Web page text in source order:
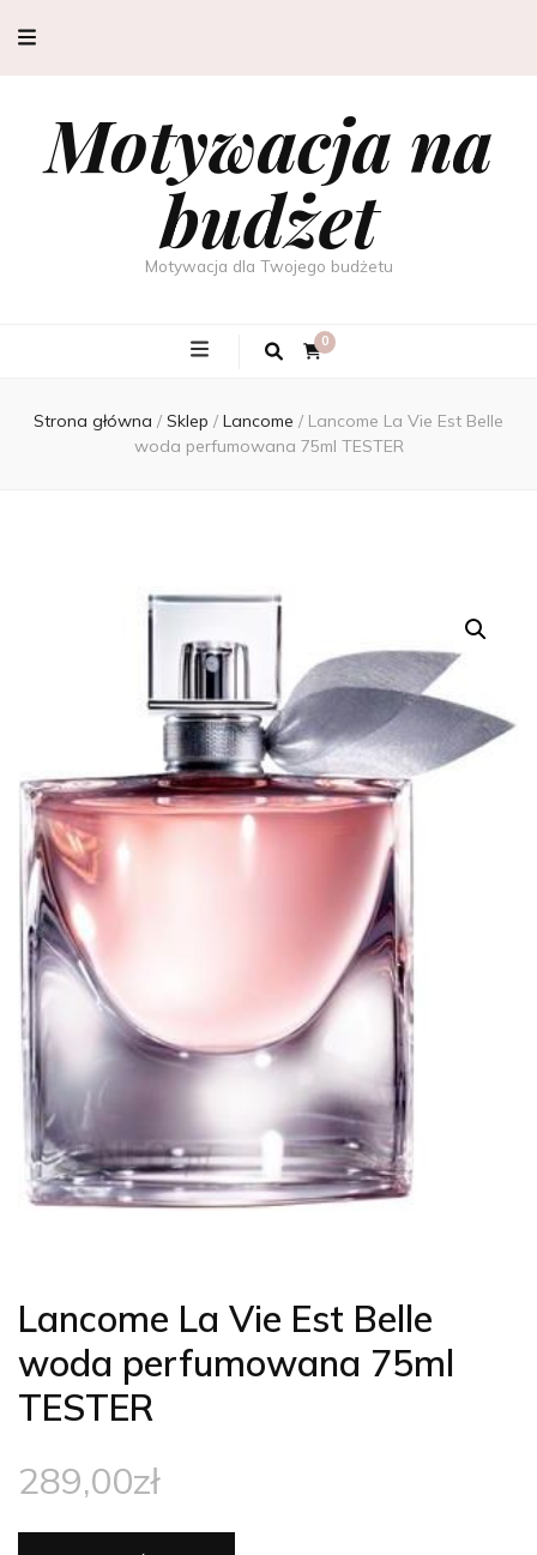
Motywacja na
budżet
Motywacja dla Twojego budżetu
0
Strona główna / Sklep / Lancome / Lancome La Vie Est Belle
woda perfumowana 75ml TESTER
Lancome La Vie Est Belle
woda perfumowana 75ml
TESTER
289,00zł